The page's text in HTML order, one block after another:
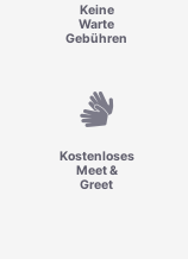
Keine
Warte
Gebühren
Kostenloses
Meet &
Greet